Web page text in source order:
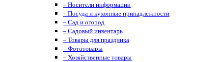
– Носители информации
– Посуда и кухонные принадлежности
– Сад и огород
– Садовый инвентарь
– Товары для праздника
– Фототовары
– Хозяйственные товары